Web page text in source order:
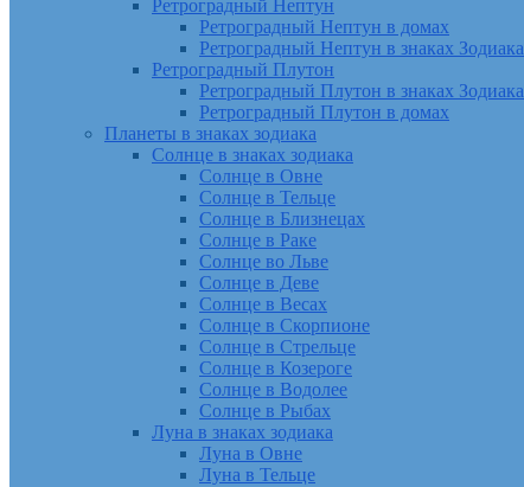
Ретроградный Нептун
Ретроградный Нептун в домах
Ретроградный Нептун в знаках Зодиака
Ретроградный Плутон
Ретроградный Плутон в знаках Зодиака
Ретроградный Плутон в домах
Планеты в знаках зодиака
Солнце в знаках зодиака
Солнце в Овне
Солнце в Тельце
Солнце в Близнецах
Солнце в Раке
Солнце во Льве
Солнце в Деве
Солнце в Весах
Солнце в Скорпионе
Солнце в Стрельце
Солнце в Козероге
Солнце в Водолее
Солнце в Рыбах
Луна в знаках зодиака
Луна в Овне
Луна в Тельце